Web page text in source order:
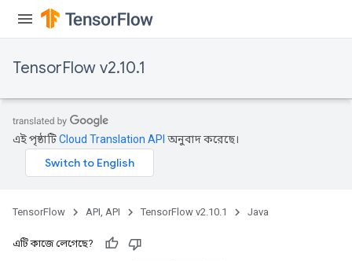
TensorFlow v2.10.1
এই পৃষ্ঠাটিCloud Translation API অনুবাদ করেছে।
TensorFlow API, API TensorFlow v2.10.1 Java
এটি কাজে লেগেছে?